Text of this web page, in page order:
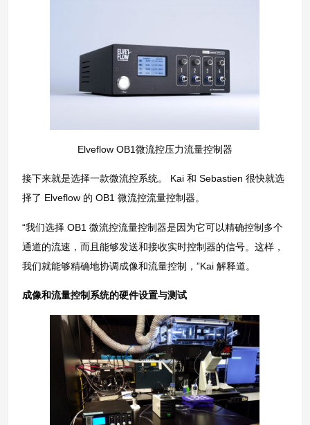
Elveflow OB1微流控压力流量控制器
接下来就是选择一款微流控系统。 Kai 和 Sebastien 很快就选
择了 Elveflow 的 OB1 微流控流量控制器。
“我们选择 OB1 微流控流量控制器是因为它可以精确控制多个
通道的流速，而且能够发送和接收实时控制器的信号。这样，
我们就能够精确地协调成像和流量控制，”Kai 解释道。
成像和流量控制系统的硬件设置与测试